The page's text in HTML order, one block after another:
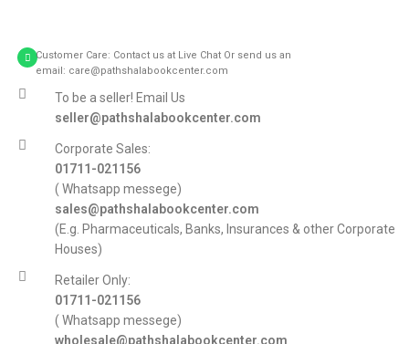
Customer Care: Contact us at Live Chat Or send us an
email: care@pathshalabookcenter.com
To be a seller! Email Us
seller@pathshalabookcenter.com
Corporate Sales:
01711-021156
( Whatsapp messege)
sales@pathshalabookcenter.com
(E.g. Pharmaceuticals, Banks, Insurances & other Corporate
Houses)
Retailer Only:
01711-021156
( Whatsapp messege)
wholesale@pathshalabookcenter.com